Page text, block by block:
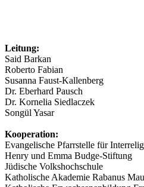
Leitung:
Said Barkan
Roberto Fabian
Susanna Faust-Kallenberg
Dr. Eberhard Pausch
Dr. Kornelia Siedlaczek
Songül Yasar
Kooperation:
Evangelische Pfarrstelle für
Henry und Emma Budge-Stiftung
Jüdische Volkshochschule
Katholische Akademie Rabanus